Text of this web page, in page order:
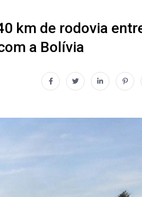
km de rodovia
a Bolívia